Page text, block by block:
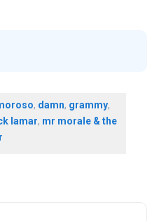
, damn, grammy,
lamar, mr morale & the